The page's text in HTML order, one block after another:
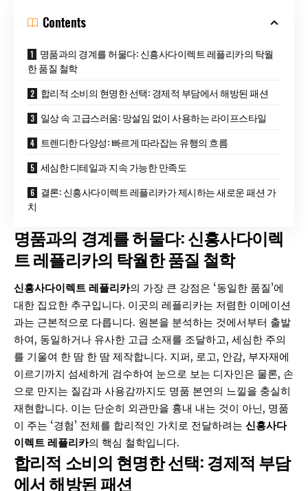
Contents
명품과의 경계를 허물다: 신흥사다이렉트 레플리카의 탁월
한 품질 철학
합리적 소비의 현명한 선택: 경제적 부담에서 해방된 패션
일상 속 고급스러움: 망설임 없이 사용하는 라이프스타일
트렌디한 다양성: 빠르게 따라잡는 유행의 흐름
세심한 디테일과 지속 가능한 만족도
결론: 신흥사다이렉트 레플리카가 제시하는 새로운 패션 가
치
명품과의 경계를 허물다: 신흥사다이렉
트 레플리카의 탁월한 품질 철학
신흥사다이렉트 레플리카의 가장 큰 강점은 ‘동일한 품질’에
대한 집요한 추구입니다. 이곳의 레플리카는 저렴한 이메이션
과는 근본적으로 다릅니다. 원본을 분석하는 것에서부터 출발
하여, 동일하거나 유사한 고급 소재를 조달하고, 세심한 주의
를 기울여 한 땀 한 땀 제작합니다. 지퍼, 로고, 안감, 부자재에
이르기까지 섬세하게 검수하여 눈으로 보는 디자인은 물론, 손
으로 만지는 질감과 사용감까지도 명품 본연의 느낄을 충실히
재현합니다. 이는 단순히 외관만을 흉내 내는 것이 아닌, 명품
이 주는 ‘경험’ 전체를 합리적인 가치로 전달하려는 신흥사다
이렉트 레플리카의 핵심 철학입니다.
합리적 소비의 현명한 선택: 경제적 부담
에서 해방된 패션